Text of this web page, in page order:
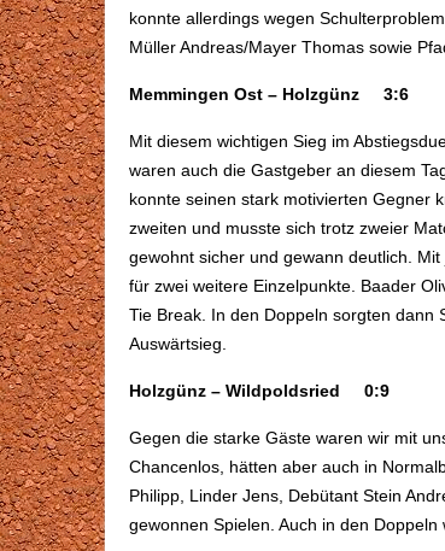
konnte allerdings wegen
Müller Andreas/Mayer Thomas sowie
Memmingen Ost – Holzgünz 3:6
Mit diesem wichtigen Sieg im
waren auch die Gastgeber an diesem
konnte seinen stark motivierten Gegner
zweiten und musste sich trotz zweier
gewohnt sicher und gewann deutlich.
für zwei weitere Einzelpunkte. Baader
Tie Break. In den Doppeln sorgten dann
Auswärtsieg.
Holzgünz – Wildpoldsried 0:9
Gegen die starke Gäste waren wir mit
Chancenlos, hätten aber auch in
Philipp, Linder Jens, Debütant Stein
gewonnen Spielen. Auch in den